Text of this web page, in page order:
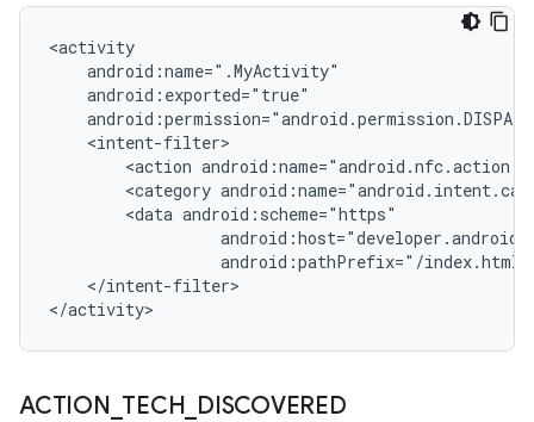
<action
<category
<data
android:pathPrefix="/index.html"
</intent-filter>
</activity>
ACTION TECH DISCOVERED